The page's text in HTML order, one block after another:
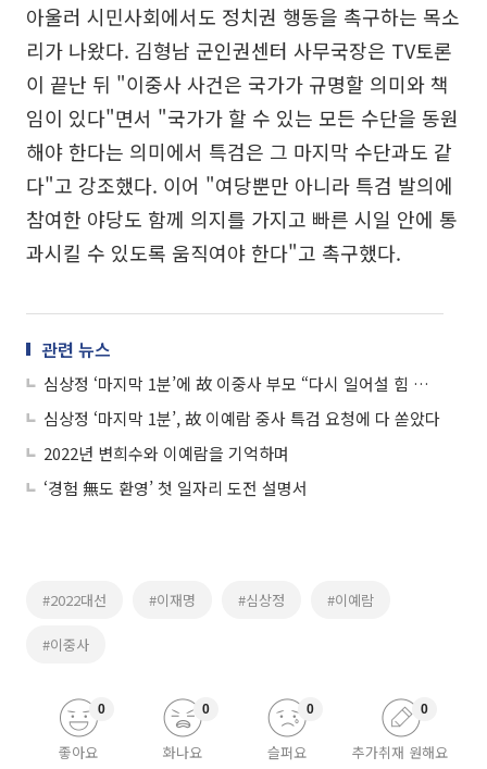
아울러 시민사회에서도 정치권 행동을 촉구하는 목소
리가 나왔다. 김형남 군인권센터 사무국장은 TV토론
이 끝난 뒤 "이중사 사건은 국가가 규명할 의미와 책
임이 있다"면서 "국가가 할 수 있는 모든 수단을 동원
해야 한다는 의미에서 특검은 그 마지막 수단과도 같
다"고 강조했다. 이어 "여당뿐만 아니라 특검 발의에
참여한 야당도 함께 의지를 가지고 빠른 시일 안에 통
과시킬 수 있도록 움직여야 한다"고 촉구했다.
관련 뉴스
심상정 ‘마지막 1분’에 故 이중사 부모 “다시 일어설 힘 났다”
심상정 ‘마지막 1분’, 故 이예람 중사 특검 요청에 다 쏟았다
2022년 변희수와 이예람을 기억하며
‘경험 無도 환영’ 첫 일자리 도전 설명서
#2022대선 #이재명 #심상정 #이예람
#이중사
좋아요
0
화나요
0
슬퍼요
0
추가취재 원해요
0